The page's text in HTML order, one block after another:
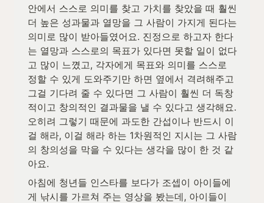
안에서 스스로 의미를 찾고 가치를 찾았을 때 훨씬
더 높은 성과물과 열망을 그 사람이 가지게 된다는
의미로 많이 받아들였어요. 진정으로 하고자 한다
는 열망과 스스로의 목표가 있다면 못할 일이 없다
고 많이 느꼈고, 각자에게 목표와 의미를 스스로
정할 수 있게 도와주기만 하면 옆에서 격려해주고
그걸 기다려 줄 수 있다면 그 사람이 훨씬 더 독창
적이고 창의적인 결과물을 낼 수 있다고 생각해요.
오히려 그렇기 때문에 과도한 간섭이나 반드시 이
걸 해라, 이걸 해라 하는 1차원적인 지시는 그 사람
의 창의성을 막을 수 있다는 생각을 많이 한 것 같
아요.
아침에 청년들 인스타를 보다가 조셉이 아이들에
게 낚시를 가르쳐 주는 영상을 봤는데, 아이들이